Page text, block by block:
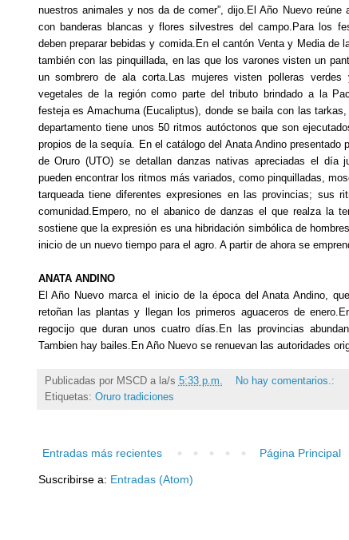
nuestros animales y nos da de comer”, dijo.El Año Nuevo
con banderas blancas y flores silvestres del campo.Para los
deben preparar bebidas y comida.En el cantón Venta y Media de
también con las pinquillada, en las que los varones visten un
un sombrero de ala corta.Las mujeres visten polleras
vegetales de la región como parte del tributo brindado a la
festeja es Amachuma (Eucaliptus), donde se baila con las
departamento tiene unos 50 ritmos autóctonos que son
propios de la sequía. En el catálogo del Anata Andino presentado
de Oruro (UTO) se detallan danzas nativas apreciadas el día
pueden encontrar los ritmos más variados, como pinquilladas,
tarqueada tiene diferentes expresiones en las provincias; sus
comunidad.Empero, no el abanico de danzas el que realza la
sostiene que la expresión es una hibridación simbólica de
inicio de un nuevo tiempo para el agro. A partir de ahora se
ANATA ANDINO
El Año Nuevo marca el inicio de la época del Anata Andino,
retoñan las plantas y llegan los primeros aguaceros de
regocijo que duran unos cuatro días.En las provincias
Tambien hay bailes.En Año Nuevo se renuevan las autoridades
Publicadas por MSCD a la/s 5:33 p.m.
No hay comentarios.:
Etiquetas: Oruro tradiciones
Entradas más recientes Página Principal
Suscribirse a: Entradas (Atom)